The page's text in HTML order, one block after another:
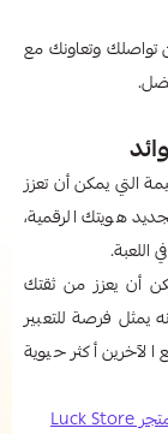
تواصلك وتعاونك مع
التي يمكن أن تعزز
هويتك الرقمية،
أن يعزز من ثقتك
يمثل فرصة للتعبير
أكثر حيوية